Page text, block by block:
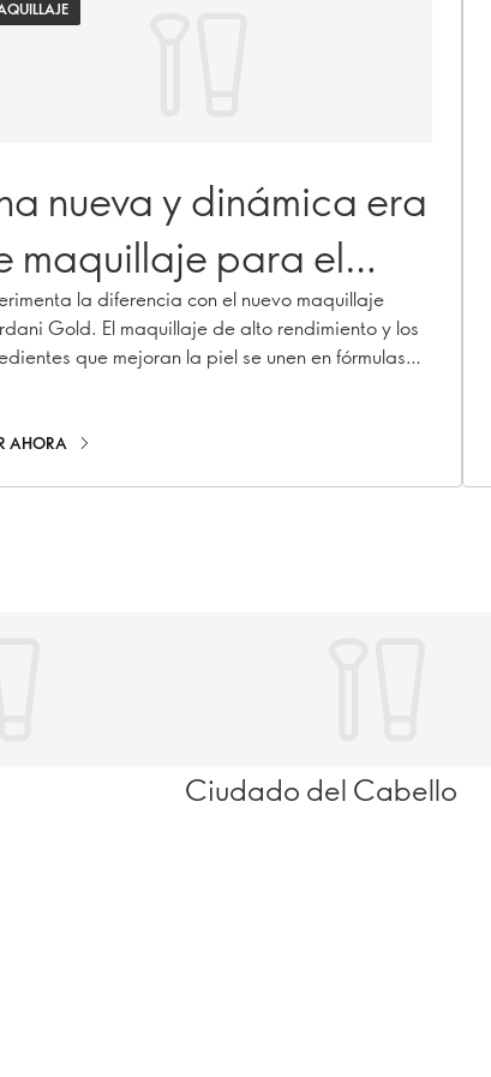
nueva y dinámica era
maquillaje para el
de la piel
la diferencia con el nuevo maquillaje
Gold. El maquillaje de alto rendimiento y los
que mejoran la piel se unen en fórmulas
AHORA
Ciudado del Cabello